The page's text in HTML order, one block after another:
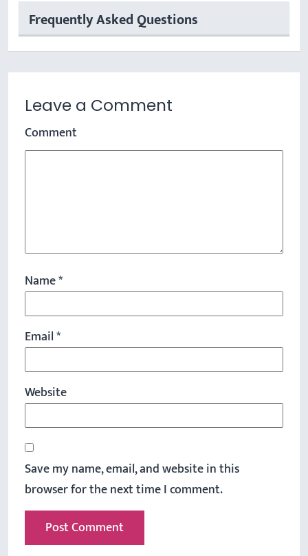
Frequently Asked Questions
Leave a Comment
Comment
Name*
Email*
Website
Save my name, email, and website in this
browser for the next time I comment.